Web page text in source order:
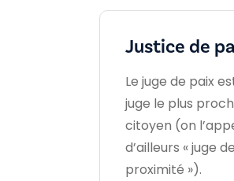
Justice de
Le juge de paix
juge le plus
citoyen (on
d’ailleurs « juge de
proximité »).